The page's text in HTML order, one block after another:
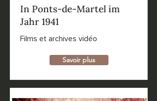
In Ponts-de-Martel im
Jahr 1941
Films et archives vidéo
Savoir plus